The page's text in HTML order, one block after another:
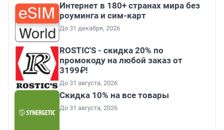
Интернет в 180+ странах мира без
роуминга и сим-карт
До 31 декабря, 2026
ROSTIC'S - скидка 20% по
промокоду на любой заказ от
3199₽!
До 31 августа, 2026
Скидка 10% на все товары
До 31 августа, 2026